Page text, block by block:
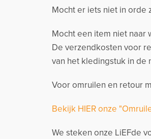
Mocht er iets niet in orde
Mocht een item niet naar
De verzendkosten voor
van het kledingstuk in de
Voor omruilen en retour
Bekijk HIER onze
We steken onze LiEFde